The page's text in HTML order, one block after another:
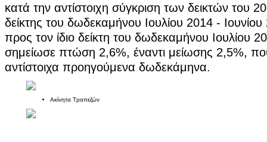
κατά την αντίστοιχη σύγκριση των δεικτών του
δείκτης του δωδεκαμήνου Ιουλίου 2014 -
προς τον ίδιο δείκτη του δωδεκαμήνου Ιουλίου
σημείωσε πτώση 2,6%, έναντι μείωσης 2,5%,
αντίστοιχα προηγούμενα δωδεκάμηνα.
Ακίνητα Τραπεζών